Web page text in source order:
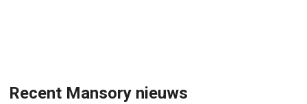
Recent Mansory nieuws